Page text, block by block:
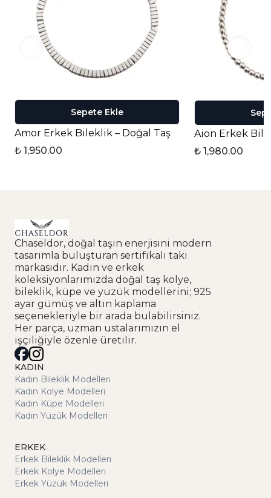
Sepete Ekle
Amor Erkek Bileklik – Doğal Taş
₺ 1,950.00
Aion Erkek
₺ 1,980.00
Chaseldor, doğal taşın enerjisini modern
tasarımla buluşturan sertifikalı takı
markasıdır. Kadın ve erkek
koleksiyonlarımızda doğal taş kolye,
bileklik, küpe ve yüzük modellerini; 925
ayar gümüş ve altın kaplama
seçenekleriyle bir arada bulabilirsiniz.
Her parça, uzman ustalarımızın el
işçiliğiyle özenle üretilir.
KADIN
Kadın Bileklik Modelleri
Kadın Kolye Modelleri
Kadın Küpe Modelleri
Kadın Yüzük Modelleri
ERKEK
Erkek Bileklik Modelleri
Erkek Kolye Modelleri
Erkek Yüzük Modelleri